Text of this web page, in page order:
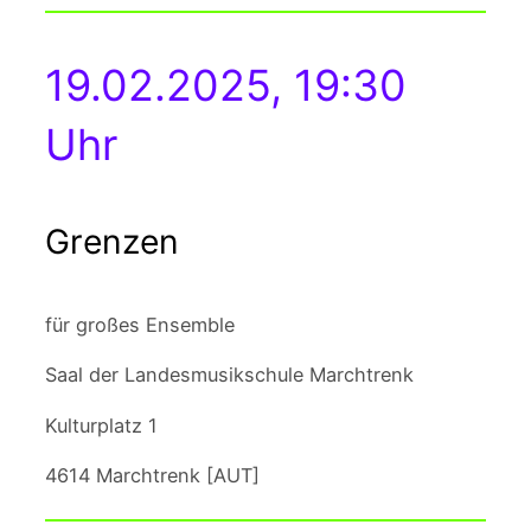
19.02.2025, 19:30
Uhr
Grenzen
für großes Ensemble
Saal der Landesmusikschule Marchtrenk
Kulturplatz 1
4614 Marchtrenk [AUT]